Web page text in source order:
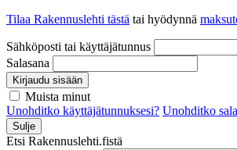
Tilaa Rakennuslehti tästä tai hyödynnä
Sähköposti tai käyttäjätunnus
Salasana
Kirjaudu sisään
Muista minut
Unohditko käyttäjätunnuksesi? Unohditko
Sulje
Etsi Rakennuslehti.fistä